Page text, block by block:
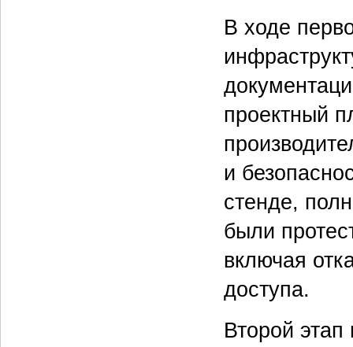
В ходе
проектный
и
стенде,
были
включая
доступа.
Второй